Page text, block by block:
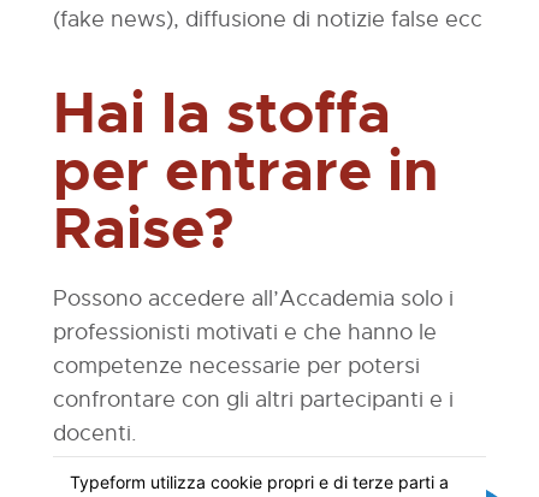
(fake news), diffusione di notizie false ecc
Hai la stoffa
per entrare in
Raise?
Possono accedere all’Accademia solo i
professionisti motivati e che hanno le
competenze necessarie per potersi
confrontare con gli altri partecipanti e i
docenti.